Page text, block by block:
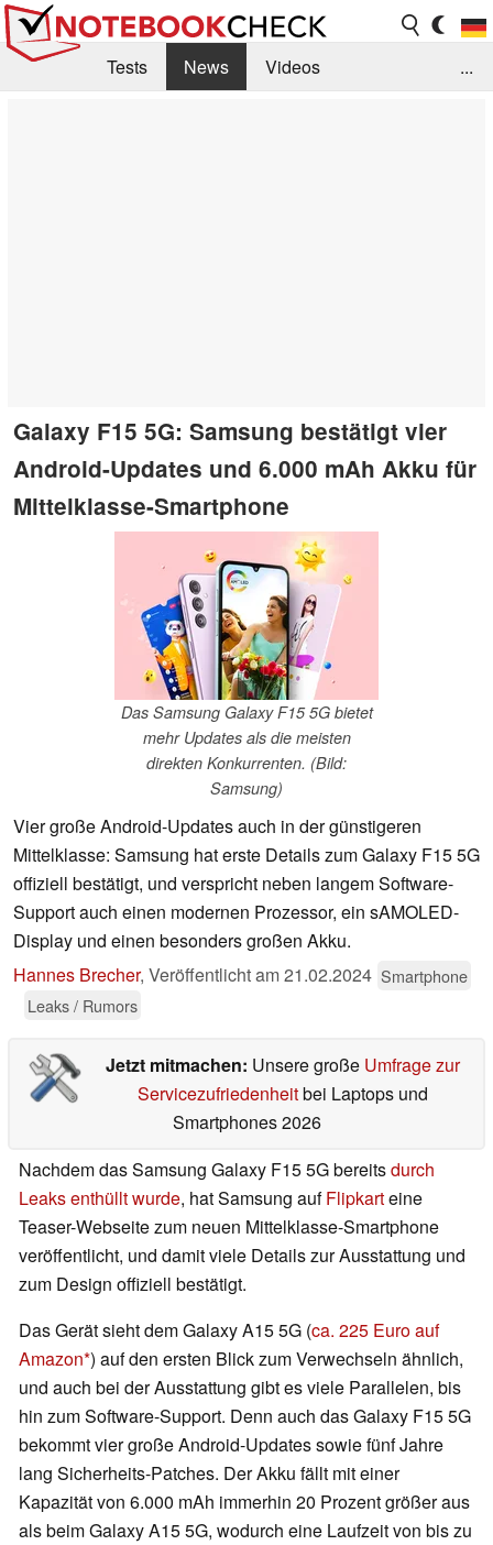
Tests News
Videos
...
Galaxy F15 5G: Samsung bestätigt vier
Android-Updates und 6.000 mAh Akku für
Mittelklasse-Smartphone
Das Samsung Galaxy F15 5G bietet
mehr Updates als die meisten
direkten Konkurrenten. (Bild:
Samsung)
Vier große Android-Updates auch in der günstigeren
Mittelklasse: Samsung hat erste Details zum Galaxy F15 5G
offiziell bestätigt, und verspricht neben langem Software-
Support auch einen modernen Prozessor, ein sAMOLED-
Display und einen besonders großen Akku.
Hannes Brecher, Veröffentlicht am21.02.2024 Smartphone
Leaks / Rumors
Jetzt mitmachen: Unsere große Umfrage zur
Servicezufriedenheitbei Laptops und
Smartphones 2026
Nachdem das Samsung Galaxy F15 5G bereitsdurch
Leaks enthüllt wurde, hat Samsung aufFlipkarteine
Teaser-Webseite zum neuen Mittelklasse-Smartphone
veröffentlicht, und damit viele Details zur Ausstattung und
zum Design offiziell bestätigt.
Das Gerät sieht dem Galaxy A15 5G (ca. 225 Euro auf
Amazon ) auf den ersten Blick zum Verwechseln ähnlich,
und auch bei der Ausstattung gibt es viele Parallelen, bis
hin zum Software-Support. Denn auch das Galaxy F15 5G
bekommt vier große Android-Updates sowie fünf Jahre
lang Sicherheits-Patches. Der Akku fällt mit einer
Kapazität von 6.000 mAh immerhin 20 Prozent größer aus
als beim Galaxy A15 5G, wodurch eine Laufzeit von bis zu